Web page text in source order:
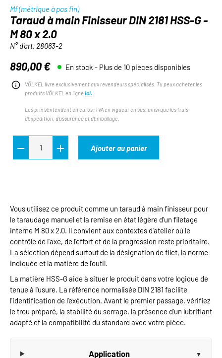
Mf (métrique à pas fin)
Taraud à main Finisseur DIN 2181 HSS-G -
M 80 x 2.0
N° d'art. 28063-2
Prix régulier :
890,00 € En stock - Plus de 10 pièces disponibles
VÖLKEL livre exclusivement aux revendeurs spécialisés. Tu peux acheter les
produits VÖLKEL en ligne ici.
Les prix s'entendent en euros, TVA en vigueur en sus, ainsi que les frais
d'expédition, d'assurance et d'emballage.
Ajouter au panier
Vous utilisez ce produit comme un taraud à main finisseur pour
le taraudage manuel et la remise en état légère d'un filetage
interne M 80 x 2.0. Il convient aux contextes d'atelier où le
contrôle de l'axe, de l'effort et de la progression reste prioritaire.
La sélection dépend surtout de la désignation de filet, la norme
indiquée et la matière de l'outil.
La matière HSS-G aide à situer le produit dans votre logique de
tenue à l'usure. La référence normalisée DIN 2181 facilite
l'identification de l'exécution. Avant le premier passage, vérifiez
le trou préparé, la stabilité du serrage, la présence d'un lubrifiant
adapté et la compatibilité du standard avec votre pièce.
Application